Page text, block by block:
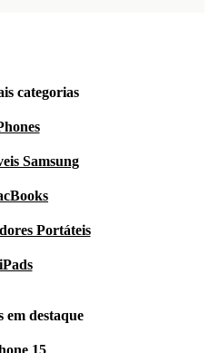
categorias
Samsung
Portáteis
iPads
em destaque